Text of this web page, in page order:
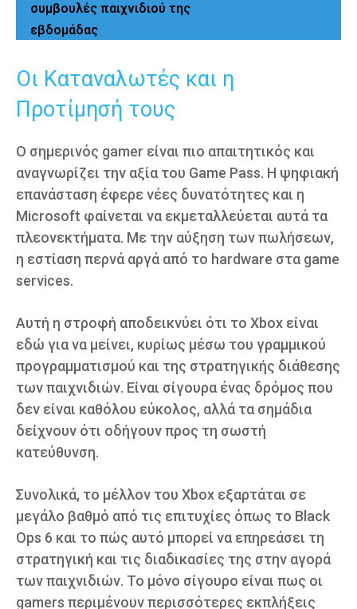
συμβουλές παιχνιδιού της
εβδομάδας
Οι Καταναλωτές και η
Προτίμησή τους
Ο σημερινός gamer είναι πιο απαιτητικός και
αναγνωρίζει την αξία του Game Pass. Η ψηφιακή
επανάσταση έφερε νέες δυνατότητες και η
Microsoft φαίνεται να εκμεταλλεύεται αυτά τα
πλεονεκτήματα. Με την αύξηση των πωλήσεων,
η εστίαση περνά αργά από το hardware στα game
services.
Αυτή η στροφή αποδεικνύει ότι το Xbox είναι
εδώ για να μείνει, κυρίως μέσω του γραμμικού
προγραμματισμού και της στρατηγικής διάθεσης
των παιχνιδιών. Είναι σίγουρα ένας δρόμος που
δεν είναι καθόλου εύκολος, αλλά τα σημάδια
δείχνουν ότι οδήγουν προς τη σωστή
κατεύθυνση.
Συνολικά, το μέλλον του Xbox εξαρτάται σε
μεγάλο βαθμό από τις επιτυχίες όπως το Black
Ops 6 και το πώς αυτό μπορεί να επηρεάσει τη
στρατηγική και τις διαδικασίες της στην αγορά
των παιχνιδιών. Το μόνο σίγουρο είναι πως οι
gamers περιμένουν περισσότερες εκπλήξεις